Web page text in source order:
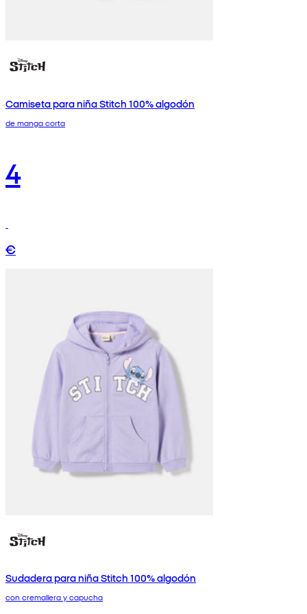
Camiseta para niña Stitch 100% algodón
de manga corta
4
€
Sudadera para niña Stitch 100% algodón
con cremallera y capucha